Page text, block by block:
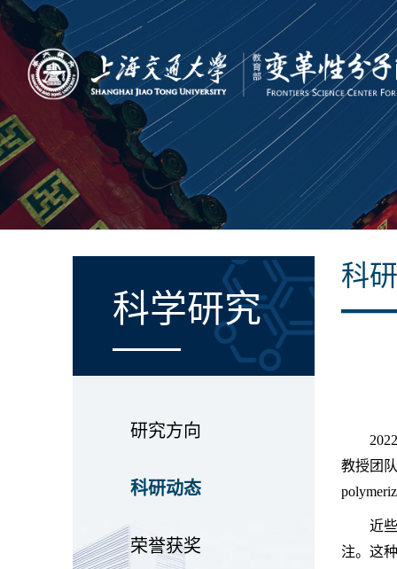
科学研究
研究方向
科研动态
荣誉获奖
科
教授团
近
注。这